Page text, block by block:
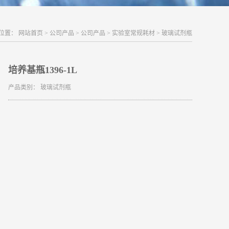
置： 网站首页 > 公司产品 > 公司产品 > 实验室常规耗材 > 玻璃试剂瓶
培养基瓶1396-1L
产品类别： 玻璃试剂瓶